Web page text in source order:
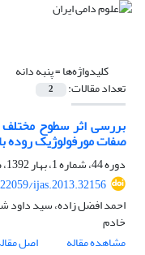
کلیدواژه‌ها =پنبه دانه
تعداد مقالات: 2
بررسی اثر سطوح مختلف
صفات مورفولوژیک روده
دوره 44، شماره 1، بهار 1392، صفحه
ijas.2013.32156
احمد افضل زاده، سید داود
خادم
مشاهده مقاله
اصل